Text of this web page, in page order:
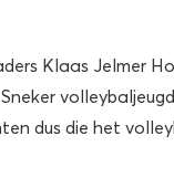
Klaas Jelmer
dus die het